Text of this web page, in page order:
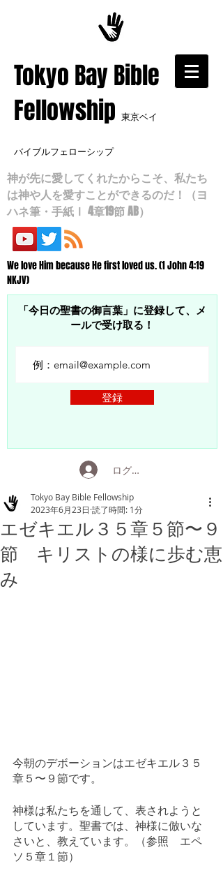
​Tokyo Bay Bible
Fellowship 東京ベイ
バイブルフェローシップ
神が先に愛してくれたからこそ、私たち
は神や人を愛すことができるのだ！（ヨ
ハネ筆・手紙Ⅰ 4章19節 AB）
We love Him because He first loved us. (1 John 4:19
NKJV)
「今日の聖書の御言葉」に登録して、メ
ールで受け取る！
登録
ログイン
エゼキエル３５章５節〜９
節 キリストの様に歩む恵
み
Tokyo Bay Bible Fellowship
2023年6月23日 読了時間: 1分
今朝のデボーションはエゼキエル３５
章５〜９節です。
神様は私たちを通して、表されようと
しています。聖書では、神様に倣いな
さいと、教えています。（参照　エペ
ソ５章１節）